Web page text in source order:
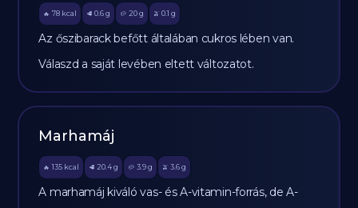
🔥 78 kcal 🥩 0.6 g 🥔 20g 🫒 0.1 g
Az őszibarack befőtt általában cukros lében van.
Válaszd a saját levében eltett változatot.
Marhamáj
🔥 135 kcal 🥩 20.4 g 🥔 3.9g 🫒 3.6 g
A marhamáj kiváló vas- és A-vitamin-forrás, de A-